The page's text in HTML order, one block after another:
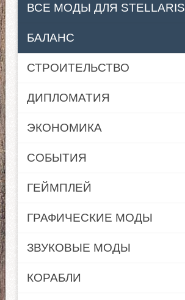
ВСЕ МОДЫ ДЛЯ STELLARIS
БАЛАНС
СТРОИТЕЛЬСТВО
ДИПЛОМАТИЯ
ЭКОНОМИКА
СОБЫТИЯ
ГЕЙМПЛЕЙ
ГРАФИЧЕСКИЕ МОДЫ
ЗВУКОВЫЕ МОДЫ
КОРАБЛИ